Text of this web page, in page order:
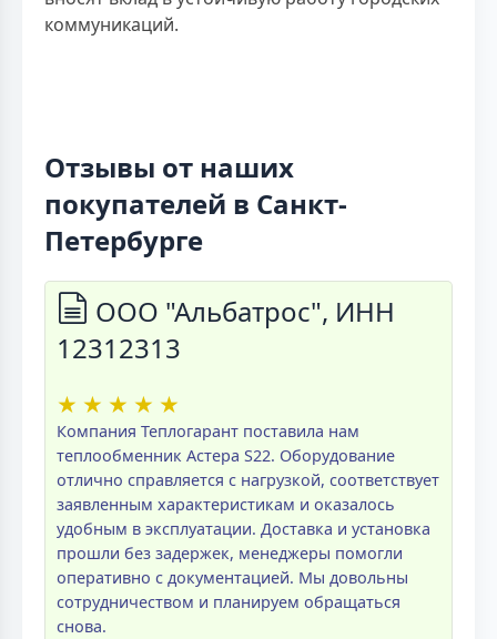
коммуникаций.
Отзывы от наших
покупателей в Санкт-
Петербурге
ООО "Альбатрос", ИНН
12312313
★ ★ ★ ★ ★
Компания Теплогарант поставила нам
теплообменник Астера S22. Оборудование
отлично справляется с нагрузкой, соответствует
заявленным характеристикам и оказалось
удобным в эксплуатации. Доставка и установка
прошли без задержек, менеджеры помогли
оперативно с документацией. Мы довольны
сотрудничеством и планируем обращаться
снова.